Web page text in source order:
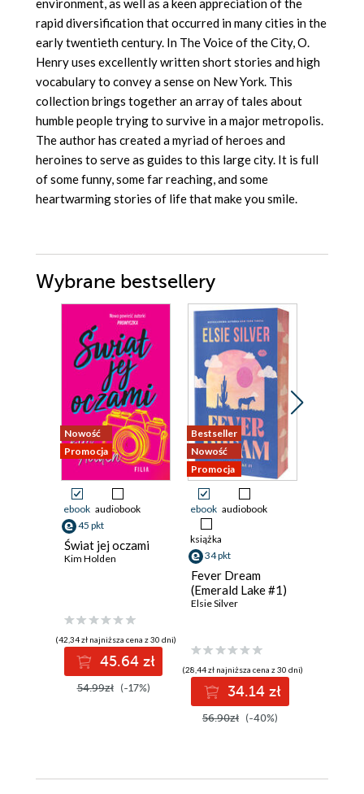
environment, as well as a keen appreciation of the
rapid diversification that occurred in many cities in the
early twentieth century. In The Voice of the City, O.
Henry uses excellently written short stories and high
vocabulary to convey a sense on New York. This
collection brings together an array of tales about
humble people trying to survive in a major metropolis.
The author has created a myriad of heroes and
heroines to serve as guides to this large city. It is full
of some funny, some far reaching, and some
heartwarming stories of life that make you smile.
Wybrane bestsellery
Nowość
Promocja
ebook audiobook
45 pkt
Świat jej oczami
Kim Holden
(42,34 zł najniższa cena z 30 dni)
45.64 zł
54.99zł (-17%)
Bestseller
Nowość
Promocja
ebook audiobook
książka
34 pkt
Fever Dream
(Emerald Lake #1)
Elsie Silver
(28,44 zł najniższa cena z 30 dni)
34.14 zł
56.90zł (-40%)